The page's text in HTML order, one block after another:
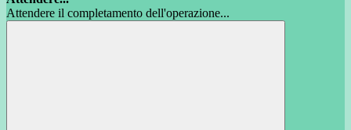
Attendere il completamento dell'operazione...